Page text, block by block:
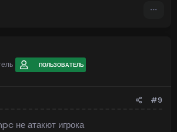
ПОЛЬЗОВАТЕЛЬ
#9
не атакют игрока